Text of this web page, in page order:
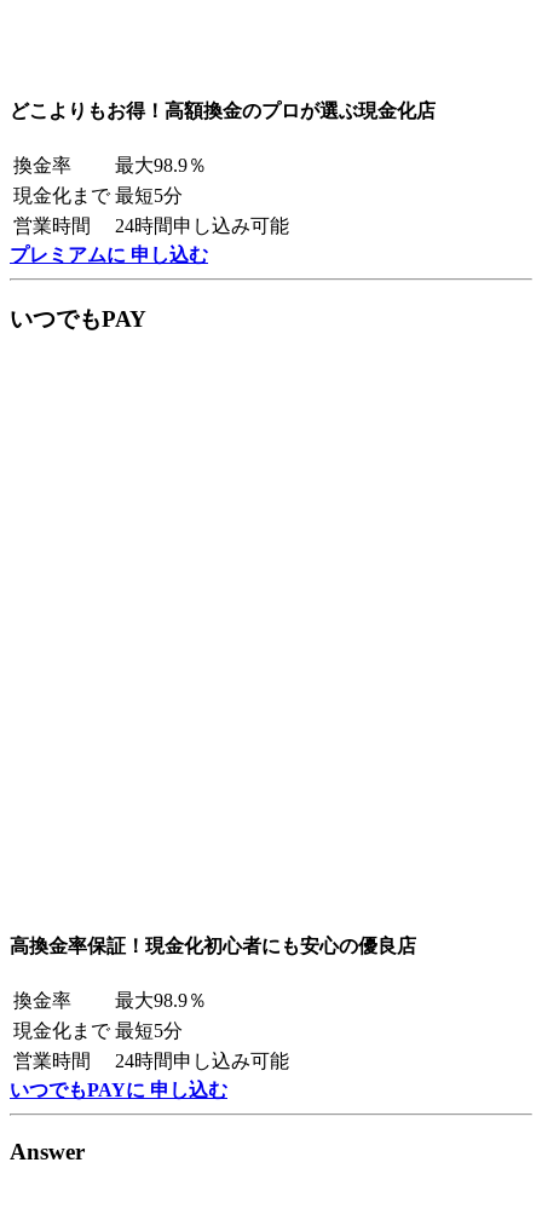
どこよりもお得！高額換金のプロが選ぶ現金化店
換金率
最大98.9％
現金化まで 最短5分
営業時間
24時間申し込み可能
プレミアムに 申し込む
いつでもPAY
高換金率保証！現金化初心者にも安心の優良店
換金率
最大98.9％
現金化まで 最短5分
営業時間
24時間申し込み可能
いつでもPAYに 申し込む
Answer